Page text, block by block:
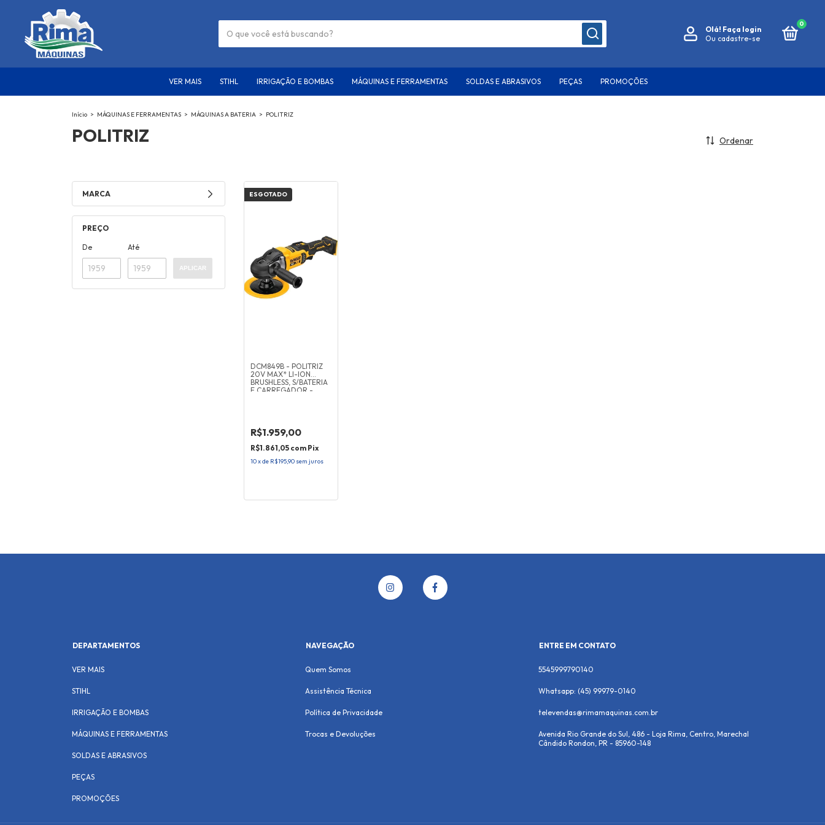
Olá! Faça login
Ou cadastre-se
0
VER MAIS STIHL IRRIGAÇÃO E BOMBAS MÁQUINAS E FERRAMENTAS SOLDAS E ABRASIVOS PEÇAS PROMOÇÕES
Início > MÁQUINAS E FERRAMENTAS > MÁQUINAS A BATERIA > POLITRIZ
POLITRIZ Ordenar
MARCA
PREÇO
De Até
APLICAR
ESGOTADO
DCM849B - POLITRIZ
20V MAX* LI-ION
BRUSHLESS, S/BATERIA
E CARREGADOR -
R$1.959,00
R$1.861,05 com Pix
10xde R$195,90 sem juros
DEPARTAMENTOS
VER MAIS
STIHL
IRRIGAÇÃO E BOMBAS
MÁQUINAS E FERRAMENTAS
SOLDAS E ABRASIVOS
PEÇAS
PROMOÇÕES
NAVEGAÇÃO
Quem Somos
Assistência Técnica
Política de Privacidade
Trocas e Devoluções
ENTRE EM CONTATO
5545999790140
Whatsapp: (45) 99979-0140
televendas@rimamaquinas.com.br
Avenida Rio Grande do Sul, 486 - Loja Rima, Centro, Marechal
Cândido Rondon, PR - 85960-148